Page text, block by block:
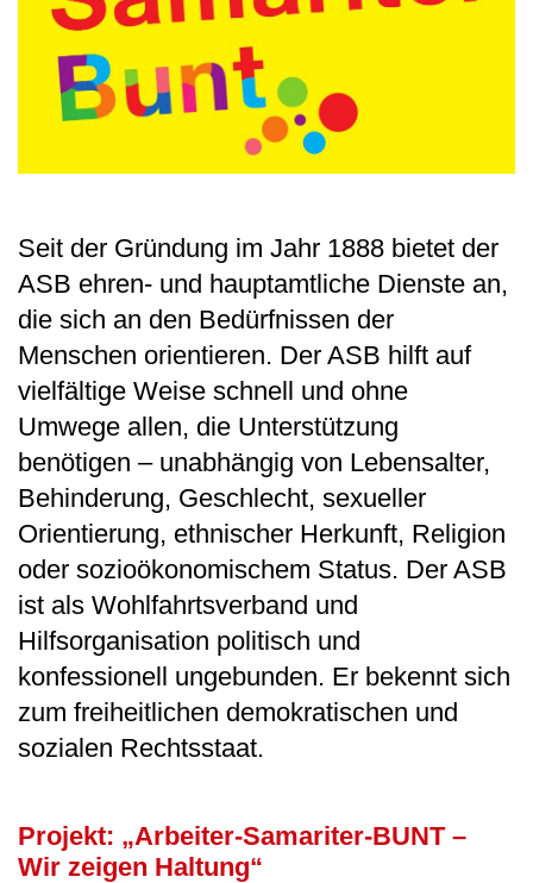
Seit der Gründung im Jahr 1888 bietet der
ASB ehren- und hauptamtliche Dienste an,
die sich an den Bedürfnissen der
Menschen orientieren. Der ASB hilft auf
vielfältige Weise schnell und ohne
Umwege allen, die Unterstützung
benötigen – unabhängig von Lebensalter,
Behinderung, Geschlecht, sexueller
Orientierung, ethnischer Herkunft, Religion
oder sozioökonomischem Status. Der ASB
ist als Wohlfahrtsverband und
Hilfsorganisation politisch und
konfessionell ungebunden. Er bekennt sich
zum freiheitlichen demokratischen und
sozialen Rechtsstaat.
Projekt: „Arbeiter-Samariter-BUNT –
Wir zeigen Haltung“